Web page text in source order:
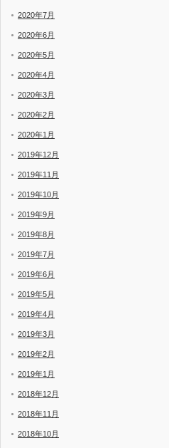
2020年7月
2020年6月
2020年5月
2020年4月
2020年3月
2020年2月
2020年1月
2019年12月
2019年11月
2019年10月
2019年9月
2019年8月
2019年7月
2019年6月
2019年5月
2019年4月
2019年3月
2019年2月
2019年1月
2018年12月
2018年11月
2018年10月